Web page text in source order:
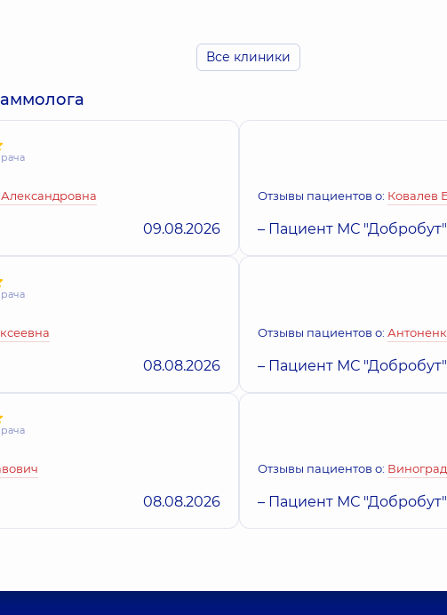
всей семьи на Позняках Медицинский
Все клиники
09.08.2026
Отзывы пациентов о: Ковалев
– Пациент МС "Добробут"
08.08.2026
Отзывы пациентов о:
– Пациент МС "Добробут"
08.08.2026
Отзывы пациентов о:
– Пациент МС "Добробут"